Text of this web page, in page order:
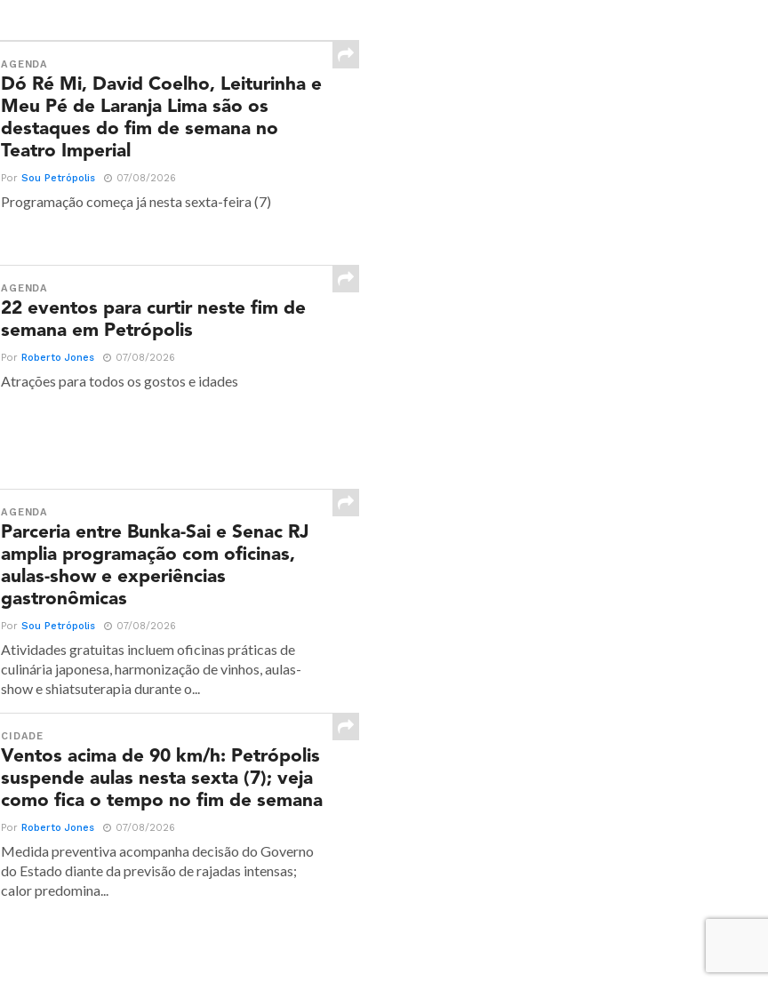
AGENDA
Dó Ré Mi, David Coelho, Leiturinha e
Meu Pé de Laranja Lima são os
destaques do fim de semana no
Teatro Imperial
PorSou Petrópolis 07/08/2026
Programação começa já nesta sexta-feira (7)
AGENDA
22 eventos para curtir neste fim de
semana em Petrópolis
Por Roberto Jones 07/08/2026
Atrações para todos os gostos e idades
AGENDA
Parceria entre Bunka-Sai e Senac RJ
amplia programação com oficinas,
aulas-show e experiências
gastronômicas
PorSou Petrópolis 07/08/2026
Atividades gratuitas incluem oficinas práticas de
culinária japonesa, harmonização de vinhos, aulas-
show e shiatsuterapia durante o...
CIDADE
Ventos acima de 90 km/h: Petrópolis
suspende aulas nesta sexta (7); veja
como fica o tempo no fim de semana
Por Roberto Jones 07/08/2026
Medida preventiva acompanha decisão do Governo
do Estado diante da previsão de rajadas intensas;
calor predomina...